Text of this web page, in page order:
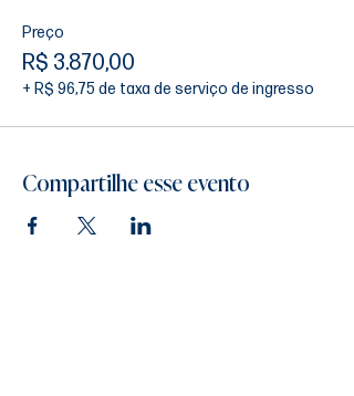
Preço
R$ 3.870,00
+ R$ 96,75 de taxa de serviço de ingresso
Compartilhe esse evento